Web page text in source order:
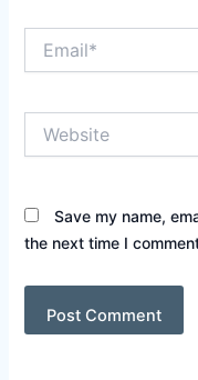
Save my name,
the next time I